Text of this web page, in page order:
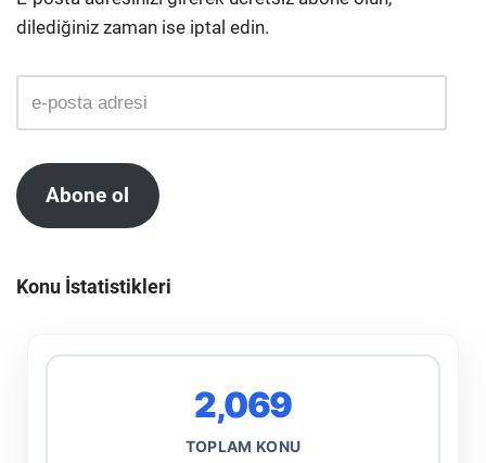
dilediğiniz zaman ise iptal edin.
Abone ol
Konu İstatistikleri
2,069
TOPLAM KONU